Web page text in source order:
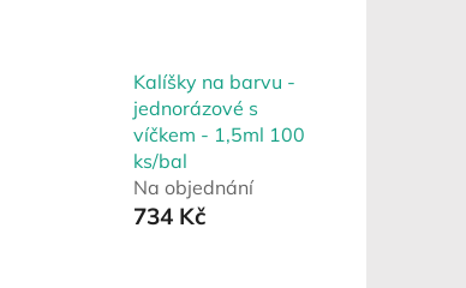
Kalíšky na barvu -
jednorázové s
víčkem - 1,5ml 100
ks/bal
Na objednání
734 Kč